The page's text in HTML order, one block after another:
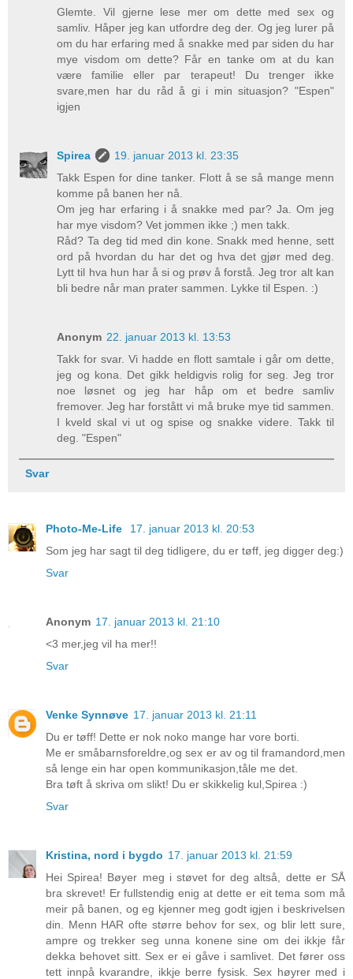
Glemte. Vil gjerne lese mer om dette med sex og
samliv. Håper jeg kan utfordre deg der. Og jeg lurer på
om du har erfaring med å snakke med par siden du har
mye visdom om dette? Får en tanke om at du kan
være familie eller par terapeut! Du trenger ikke
svare,men har du råd å gi i min situasjon? "Espen"
igjen
Spirea
19. januar 2013 kl. 23:35
Takk Espen for dine tanker. Flott å se så mange menn
komme på banen her nå.
Om jeg har erfaring i å snakke med par? Ja. Om jeg
har mye visdom? Vet jommen ikke ;) men takk.
Råd? Ta deg tid med din kone. Snakk med henne, sett
ord på hvordan du har det og hva det gjør med deg.
Lytt til hva hun har å si og prøv å forstå. Jeg tror alt kan
bli bedre når man prater sammen. Lykke til Espen. :)
Anonym 22. januar 2013 kl. 13:53
Takk for svar. Vi hadde en flott samtale i går om dette,
jeg og kona. Det gikk heldigvis rolig for seg. Jeg tror
noe løsnet og jeg har håp om et bedre samliv
fremover. Jeg har forstått vi må bruke mye tid sammen.
I kveld skal vi ut og spise og snakke videre. Takk til
deg. "Espen"
Svar
Photo-Me-Life
17. januar 2013 kl. 20:53
Som jeg har sagt til deg tidligere, du er tøff, jeg digger deg:)
Svar
Anonym 17. januar 2013 kl. 21:10
<3 mer,jeg vil ha mer!!
Svar
Venke Synnøve 17. januar 2013 kl. 21:11
Du er tøff! Dette er nok noko mange har vore borti.
Me er småbarnsforeldre,og sex er av og til framandord,men
så lenge ein har open kommunikasjon,tåle me det.
Bra tøft å skriva om slikt! Du er skikkelig kul,Spirea :)
Svar
Kristina, nord i bygdo 17. januar 2013 kl. 21:59
Hei Spirea! Bøyer meg i støvet for deg altså, dette er SÅ
bra skrevet! Er fullstendig enig at dette er eit tema som må
meir på banen, og eg kjenner meg godt igjen i beskrivelsen
din. Menn HAR ofte større behov for sex, og blir lett sure,
ampre og trekker seg unna konene sine om dei ikkje får
dekka behovet sitt. Sex er ei gåve i samlivet. Det fører oss
tett innpå kvarandre, ikkje berre fysisk. Sex høyrer med i